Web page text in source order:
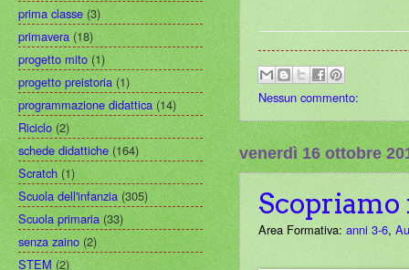
Nessun commento:
venerdì 16 ottobre
Area Formativa: anni 3-6,
prima classe (3)
primavera (18)
progetto mito (1)
progetto preistoria (1)
programmazione didattica (14)
Riciclo (2)
schede didattiche (164)
Scratch (1)
Scuola dell'infanzia (305)
Scuola primaria (33)
senza zaino (2)
STEM (2)